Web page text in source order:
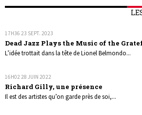
17H36 23 SEPT. 2023
Dead Jazz Plays the Music of the
L’idée trottait dans la tête de Lionel Belmondo...
16H02 28 JUIN 2022
Richard Gilly, une présence
Il est des artistes qu’on garde près de soi,...